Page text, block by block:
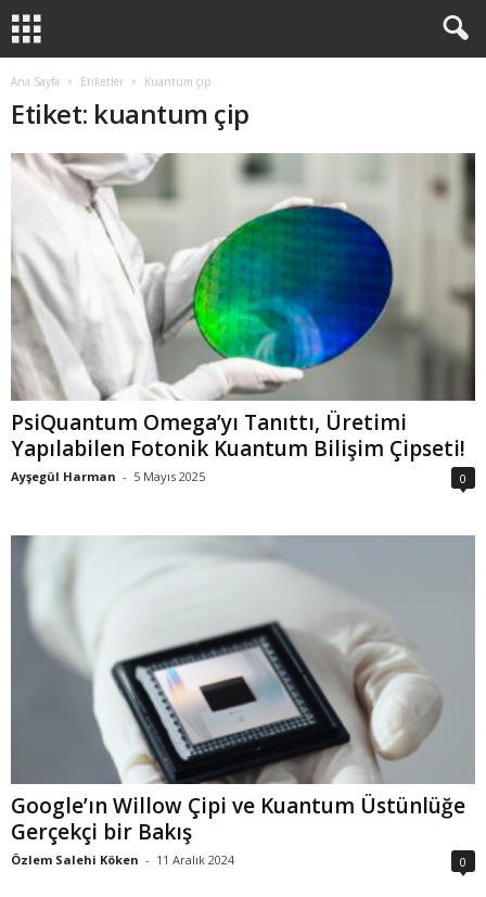
Ana Sayfa Etiketler Kuantum çip
Etiket: kuantum çip
PsiQuantum Omega’yı Tanıttı, Üretimi
Yapılabilen Fotonik Kuantum Bilişim Çipseti!
Ayşegül Harman - 5 Mayıs 2025 0
Google’ın Willow Çipi ve Kuantum Üstünlüğe
Gerçekçi bir Bakış
Özlem Salehi Köken - 11 Aralık 2024 0